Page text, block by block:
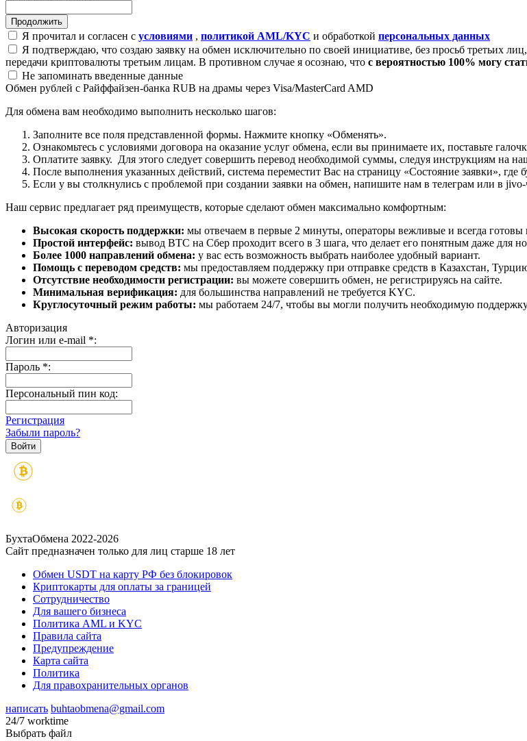
Я прочитал и согласен с условиями , политикой AML/KYC и обработкой персональных данных
Я подтверждаю, что создаю заявку на обмен исключительно по своей инициативе, без просьб третьих
передачи криптовалюты третьим лицам. В противном случае я осознаю, что с вероятностью 100% могу
Не запоминать введенные данные
Обмен рублей с Райффайзен-банка RUB на драмы через Visa/MasterCard AMD
Для обмена вам необходимо выполнить несколько шагов:
Заполните все поля представленной формы. Нажмите кнопку «Обменять».
Ознакомьтесь с условиями договора на оказание услуг обмена, если вы принимаете их, поставьте
Оплатите заявку. Для этого следует совершить перевод необходимой суммы, следуя инструкциям на
После выполнения указанных действий, система переместит Вас на страницу «Состояние заявки», где
Если у вы столкнулись с проблемой при создании заявки на обмен, напишите нам в телеграм или в
Наш сервис предлагает ряд преимуществ, которые сделают обмен максимально комфортным:
Высокая скорость поддержки: мы отвечаем в первые 2 минуты, операторы вежливые и всегда готовы
Простой интерфейс: вывод BTC на Сбер проходит всего в 3 шага, что делает его понятным даже для
Более 1000 направлений обмена: у вас есть возможность выбрать наиболее удобный вариант.
Помощь с переводом средств: мы предоставляем поддержку при отправке средств в Казахстан,
Отсутствие необходимости регистрации: вы можете совершить обмен, не регистрируясь на сайте.
Минимальная верификация: для большинства направлений не требуется KYC.
Круглосуточный режим работы: мы работаем 24/7, чтобы вы могли получить необходимую
Авторизация
Логин или e-mail *:
Пароль *:
Персональный пин код:
Регистрация
Забыли пароль?
БухтаОбмена 2022-2026
Сайт предназначен только для лиц старше 18 лет
Обмен USDT на карту РФ без блокировок
Криптокарты для оплаты за границей
Сотрудничество
Для вашего бизнеса
Политика AML и KYC
Правила сайта
Предупреждение
Карта сайта
Политика
Для правохранительных органов
написать buhtaobmena@gmail.com
24/7 worktime
Выбрать файл